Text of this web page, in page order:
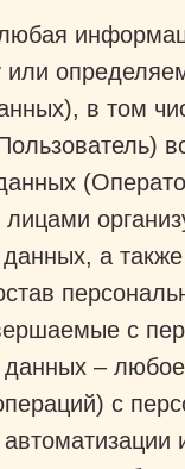
или
в том
лицами
а
с
–
с